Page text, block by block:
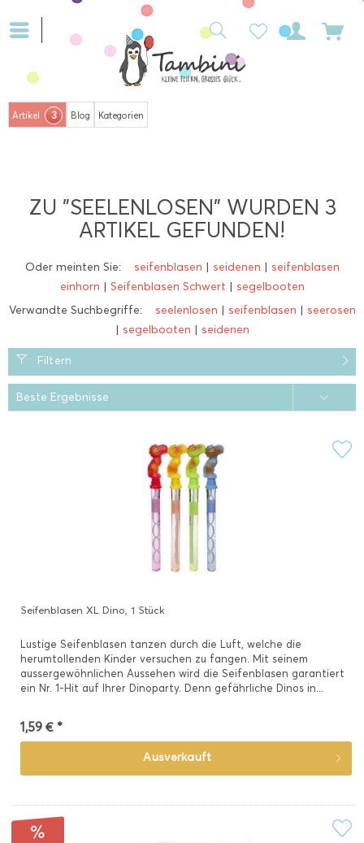
Artikel 3 Blog Kategorien
ZU "SEELENLOSEN" WURDEN 3
ARTIKEL GEFUNDEN!
Oder meinten Sie: seifenblasen | seidenen | seifenblasen
einhorn | Seifenblasen Schwert | segelbooten
Verwandte Suchbegriffe:
seelenlosen | seifenblasen | seerosen
| segelbooten | seidenen
Filtern
Seifenblasen XL Dino, 1 Stück
Lustige Seifenblasen tanzen durch die Luft, welche die
herumtollenden Kinder versuchen zu fangen. Mit seinem
aussergewöhnlichen Aussehen wird die Seifenblasen garantiert
ein Nr. 1-Hit auf Ihrer Dinoparty. Denn gefährliche Dinos in...
1,59 € *
Ausverkauft